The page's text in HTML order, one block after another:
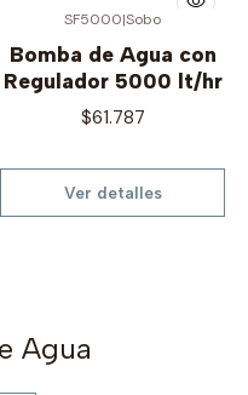
SF5000|Sobo
Bomba de Agua con
Regulador 5000 lt/hr
$61.787
Ver detalles
Agua